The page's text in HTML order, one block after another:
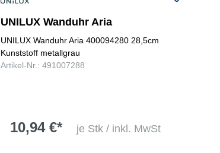
UNILUX Wanduhr Aria
UNILUX Wanduhr Aria 400094280 28,5cm
Kunststoff metallgrau
Artikel-Nr.: 491007288
10,94 €* je Stk / inkl. MwSt